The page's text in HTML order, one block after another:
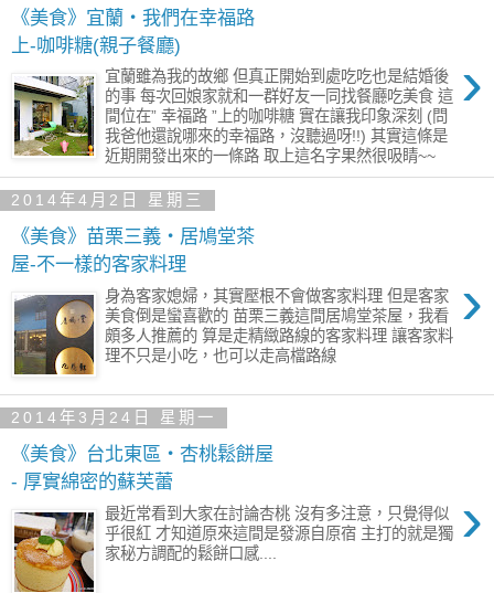
《美食》宜蘭‧我們在幸福路
上-咖啡糖(親子餐廳)
›
宜蘭雖為我的故鄉 但真正開始到處吃吃也是結婚後
的事 每次回娘家就和一群好友一同找餐廳吃美食 這
間位在” 幸福路 ”上的咖啡糖 實在讓我印象深刻 (問
我爸他還說哪來的幸福路，沒聽過呀!!) 其實這條是
近期開發出來的一條路 取上這名字果然很吸睛~~
2014年4月2日 星期三
《美食》苗栗三義‧居鳩堂茶
屋-不一樣的客家料理
›
身為客家媳婦，其實壓根不會做客家料理 但是客家
美食倒是蠻喜歡的 苗栗三義這間居鳩堂茶屋，我看
頗多人推薦的 算是走精緻路線的客家料理 讓客家料
理不只是小吃，也可以走高檔路線
2014年3月24日 星期一
《美食》台北東區‧杏桃鬆餅屋
- 厚實綿密的蘇芙蕾
›
最近常看到大家在討論杏桃 沒有多注意，只覺得似
乎很紅 才知道原來這間是發源自原宿 主打的就是獨
家秘方調配的鬆餅口感....